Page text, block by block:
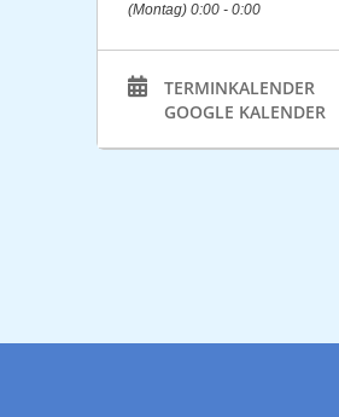
(Montag) 0:00 - 0:00
TERMINKALENDER
GOOGLE KALENDER